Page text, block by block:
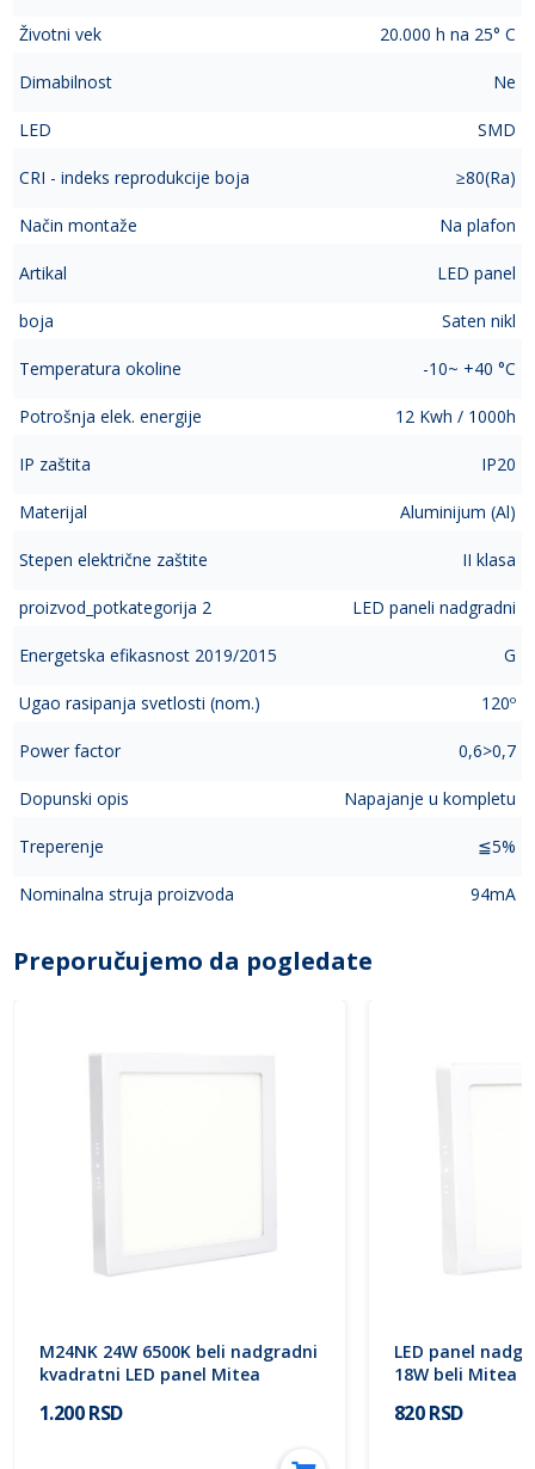
Životni vek 20.000 h na 25° C
Dimabilnost Ne
LED SMD
CRI - indeks reprodukcije boja ≥80(Ra)
Način montaže Na plafon
Artikal LED panel
boja Saten nikl
Temperatura okoline -10~ +40 °C
Potrošnja elek. energije 12 Kwh / 1000h
IP zaštita IP20
Materijal Aluminijum (Al)
Stepen električne zaštite II klasa
proizvod_potkategorija 2 LED paneli nadgradni
Energetska efikasnost 2019/2015 G
Ugao rasipanja svetlosti (nom.) 120º
Power factor 0,6>0,7
Dopunski opis Napajanje u kompletu
Treperenje ≦5%
Nominalna struja proizvoda 94mA
Preporučujemo da pogledate
M24NK 24W 6500K beli nadgradni
kvadratni LED panel Mitea
1.200 RSD
LED panel
18W beli Mitea
820 RSD